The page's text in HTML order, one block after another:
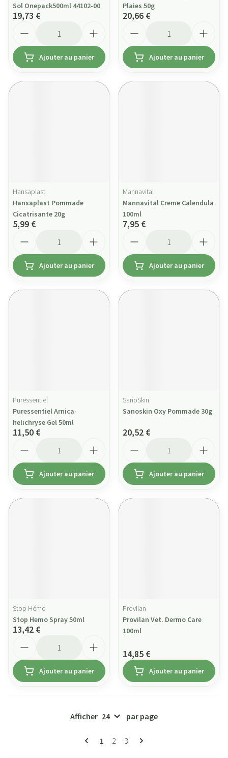
Sol Onepack500ml 44102-00
19,73 €
Ajouter au panier
Plaies 50g
20,66 €
Ajouter au panier
Hansaplast
Hansaplast Pommade
Cicatrisante 20g
5,99 €
Ajouter au panier
Mannavital
Mannavital Creme Calendula
100ml
7,95 €
Ajouter au panier
Puressentiel
Puressentiel Arnica-
helichryse Gel 50ml
11,50 €
Ajouter au panier
SanoSkin
Sanoskin Oxy Pommade 30g
20,52 €
Ajouter au panier
Stop Hémo
Stop Hemo Spray 50ml
13,42 €
Ajouter au panier
Provilan
Provilan Vet. Dermo Care
100ml
14,85 €
Ajouter au panier
Pages
Vous lisez actuellement la page
1 Page
2 Page
3
Afficher par page